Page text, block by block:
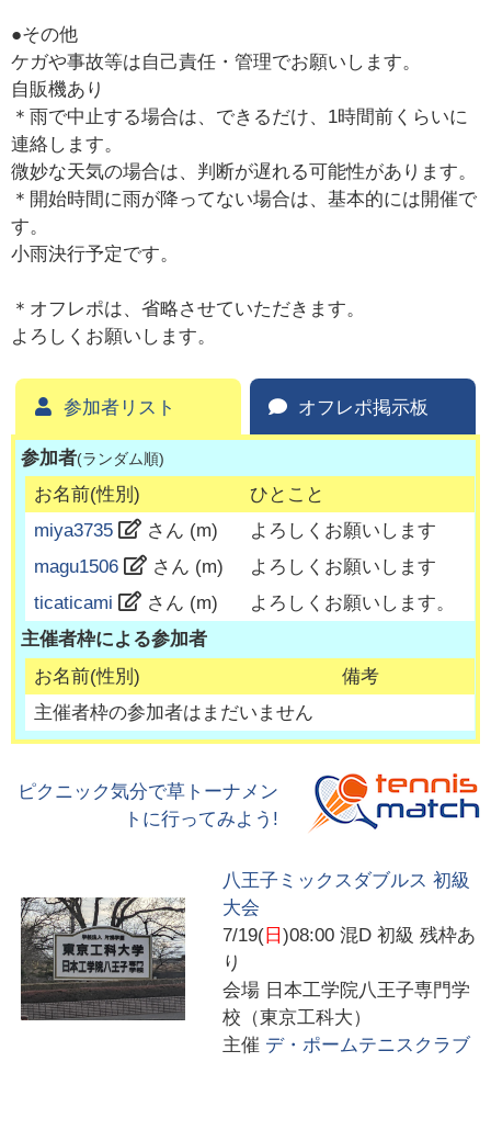
●その他
ケガや事故等は自己責任・管理でお願いします。
自販機あり
＊雨で中止する場合は、できるだけ、1時間前くらいに
連絡します。
微妙な天気の場合は、判断が遅れる可能性があります。
＊開始時間に雨が降ってない場合は、基本的には開催で
す。
小雨決行予定です。
＊オフレポは、省略させていただきます。
よろしくお願いします。
参加者リスト オフレポ掲示板
参加者(ランダム順)
お名前(性別)
ひとこと
miya3735
さん (m)
よろしくお願いします
magu1506
さん (m)
よろしくお願いします
ticaticami
さん (m)
よろしくお願いします。
主催者枠による参加者
お名前(性別)
備考
主催者枠の参加者はまだいません
ピクニック気分で草トーナメン
トに行ってみよう!
八王子ミックスダブルス 初級
大会
7/19(日 )08:00 混D 初級 残枠あ
り
会場 日本工学院八王子専門学
校（東京工科大）
主催 デ・ポームテニスクラブ